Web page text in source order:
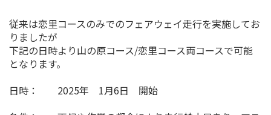
従来は恋里コースのみでのフェアウェイ走行を実施してお
りましたが
下記の日時より山の原コース/恋里コース両コースで可能
となります。
日時： 2025年 1月6日 開始